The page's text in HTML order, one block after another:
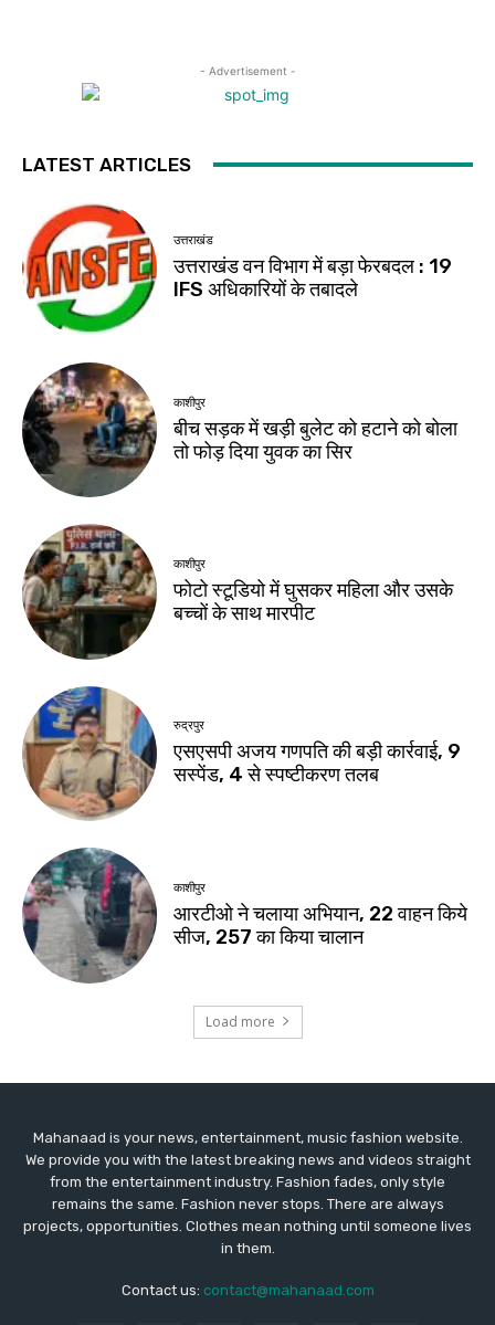
Mahanaad is your news, entertainment, music fashion website.
We provide you with the latest breaking news and videos straight
from the entertainment industry. Fashion fades, only style
remains the same. Fashion never stops. There are always
projects, opportunities. Clothes mean nothing until someone lives
in them.
Contact us: contact@mahanaad.com